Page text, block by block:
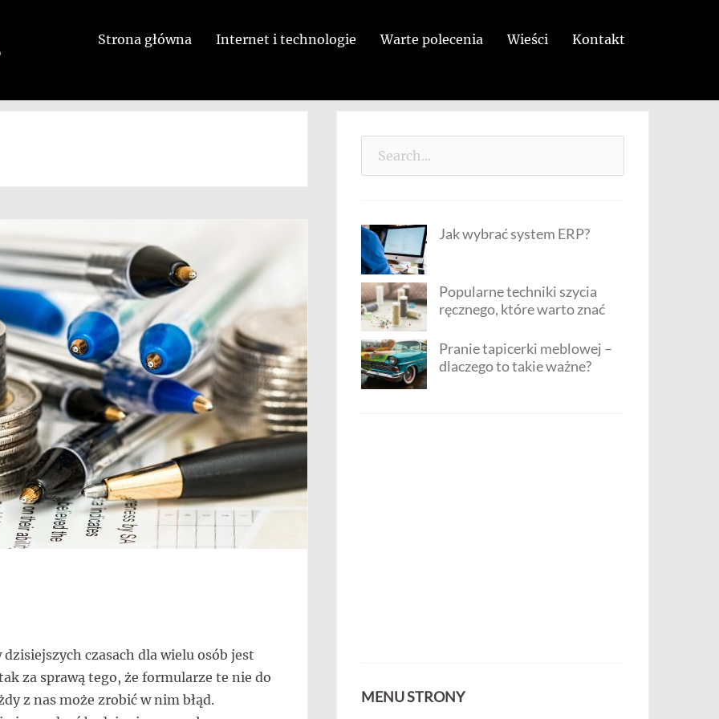
Strona główna Internet i technologie Warte polecenia Wieści Kontakt
czasach dla wielu osób jest
za sprawą tego, że formularze te nie do
z nas może zrobić w nim błąd.
Jak wybrać system ERP?
Popularne techniki szycia
ręcznego, które warto znać
Pranie tapicerki meblowej –
dlaczego to takie ważne?
MENU STRONY